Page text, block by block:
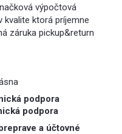
výpočtová
kvalite ktorá príjemne
záruka pickup&return
podpora
podpora
a účtovné